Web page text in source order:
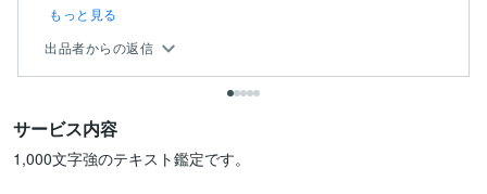
もっと見る
出品者からの返信
サービス内容
1,000文字強のテキスト鑑定です。